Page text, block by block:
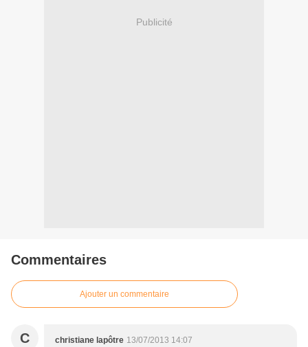
Publicité
Commentaires
Ajouter un commentaire
C christiane lapôtre 13/07/2013 14:07